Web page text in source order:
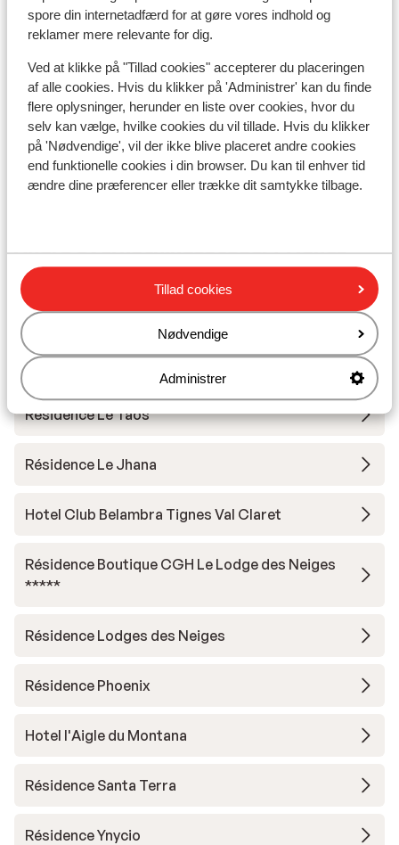
spore din internetadfærd for at gøre vores indhold og
reklamer mere relevante for dig.
Ved at klikke på "Tillad cookies" accepterer du placeringen
af alle cookies. Hvis du klikker på 'Administrer' kan du finde
flere oplysninger, herunder en liste over cookies, hvor du
selv kan vælge, hvilke cookies du vil tillade. Hvis du klikker
på 'Nødvendige', vil der ikke blive placeret andre cookies
end funktionelle cookies i din browser. Du kan til enhver tid
ændre dine præferencer eller trække dit samtykke tilbage.
Tillad cookies
Nødvendige
Administrer
Liftkort/skileje/undervisning
Liftkort
Undervisning
Skileje
Andre overnatningssteder i Tignes -
Val d'Isère
Hotel Voulezvous
Chalet Skadi - ekstra lejligheder
Residence Le Taos
Résidence Le Jhana
Hotel Club Belambra Tignes Val Claret
Résidence Boutique CGH Le Lodge des Neiges
*****
Résidence Lodges des Neiges
Résidence Phoenix
Hotel l'Aigle du Montana
Résidence Santa Terra
Résidence Ynycio